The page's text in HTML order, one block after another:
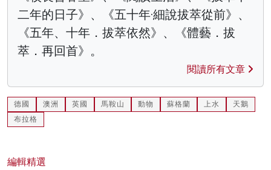
二年的日子》、《五十年·細說拔萃從前》、
《五年、十年．拔萃依然》、《體藝．拔
萃．再回首》。
閱讀所有文章
德國 澳洲 英國 馬鞍山 動物 蘇格蘭 上水
天鵝
布拉格
編輯精選